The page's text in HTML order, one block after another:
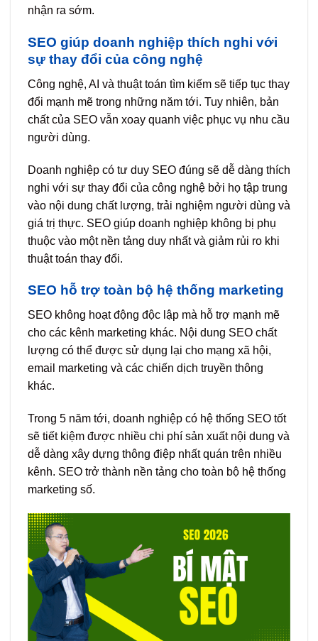
nhận ra sớm.
SEO giúp doanh nghiệp thích nghi với
sự thay đổi của công nghệ
Công nghệ, AI và thuật toán tìm kiếm sẽ tiếp tục thay
đổi mạnh mẽ trong những năm tới. Tuy nhiên, bản
chất của SEO vẫn xoay quanh việc phục vụ nhu cầu
người dùng.
Doanh nghiệp có tư duy SEO đúng sẽ dễ dàng thích
nghi với sự thay đổi của công nghệ bởi họ tập trung
vào nội dung chất lượng, trải nghiệm người dùng và
giá trị thực. SEO giúp doanh nghiệp không bị phụ
thuộc vào một nền tảng duy nhất và giảm rủi ro khi
thuật toán thay đổi.
SEO hỗ trợ toàn bộ hệ thống marketing
SEO không hoạt động độc lập mà hỗ trợ mạnh mẽ
cho các kênh marketing khác. Nội dung SEO chất
lượng có thể được sử dụng lại cho mạng xã hội,
email marketing và các chiến dịch truyền thông
khác.
Trong 5 năm tới, doanh nghiệp có hệ thống SEO tốt
sẽ tiết kiệm được nhiều chi phí sản xuất nội dung và
dễ dàng xây dựng thông điệp nhất quán trên nhiều
kênh. SEO trở thành nền tảng cho toàn bộ hệ thống
marketing số.